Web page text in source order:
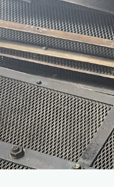
Wilson
Diretor de fábrica